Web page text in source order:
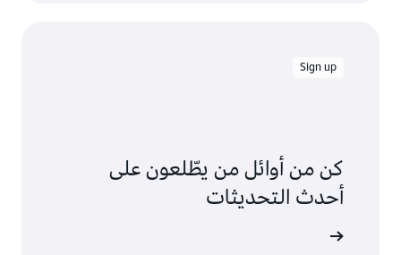
Sign up
كن من أوائل من يطّلعون على
أحدث التحديثات